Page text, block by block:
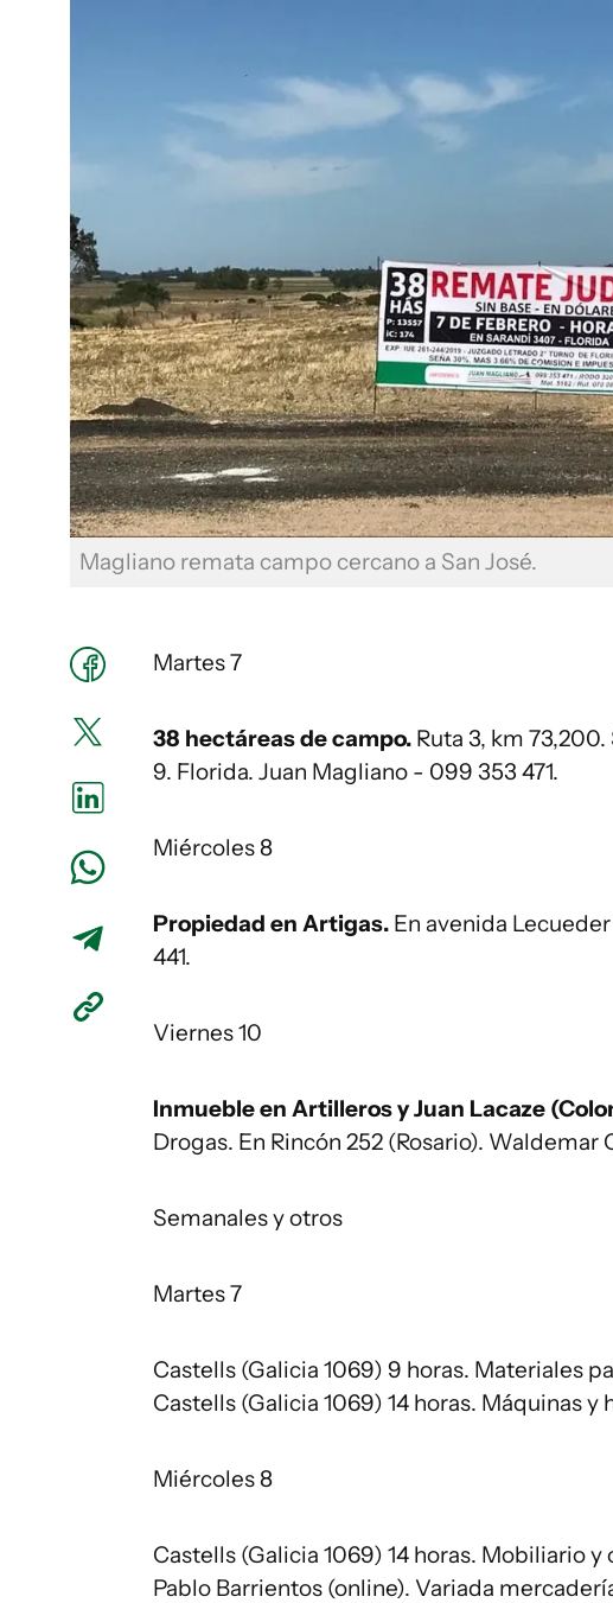
Magliano remata campo cercano a San José.
Martes 7
38 hectáreas de campo. Ruta 3, km
9. Florida. Juan Magliano - 099 353 471.
Miércoles 8
Propiedad en Artigas. En avenida
441.
Viernes 10
Inmueble en Artilleros y Juan Lacaze
Drogas. En Rincón 252 (Rosario). Waldemar
Semanales y otros
Martes 7
Castells (Galicia 1069) 9 horas. Materiales
Castells (Galicia 1069) 14 horas. Máquinas y
Miércoles 8
Castells (Galicia 1069) 14 horas. Mobiliario y
Pablo Barrientos (online). Variada